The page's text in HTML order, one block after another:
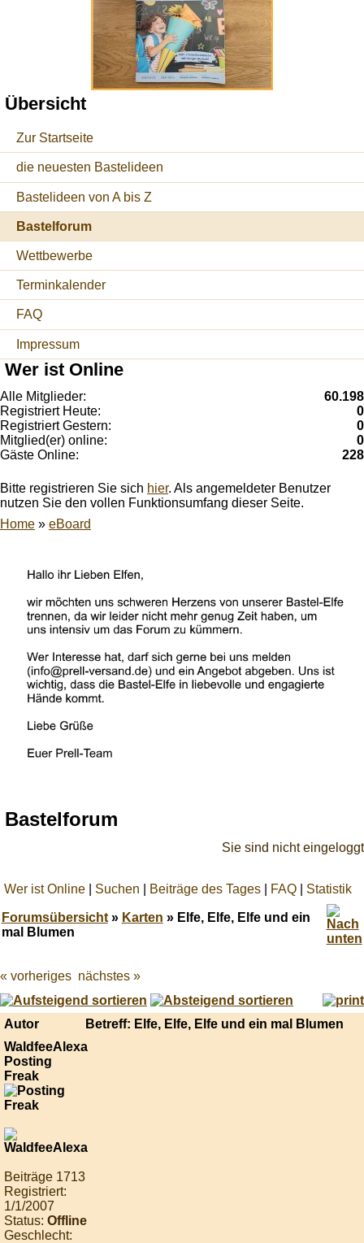
Übersicht
Zur Startseite
die neuesten Bastelideen
Bastelideen von A bis Z
Bastelforum
Wettbewerbe
Terminkalender
FAQ
Impressum
Wer ist Online
Alle Mitglieder:
60.198
Registriert Heute:
0
Registriert Gestern:
0
Mitglied(er) online:
0
Gäste Online:
228
Bitte registrieren Sie sich hier. Als angemeldeter Benutzer
nutzen Sie den vollen Funktionsumfang dieser Seite.
Home » eBoard
Bastelforum
Sie sind nicht eingeloggt
Wer ist Online Suchen Beiträge des Tages FAQ Statistik
Forumsübersicht» Karten » Elfe, Elfe, Elfe und ein
mal Blumen
Best
online
live
casino
« vorheriges nächstes »
Autor
Betreff: Elfe, Elfe, Elfe und ein mal Blumen
WaldfeeAlexa
Posting
Freak
Beiträge 1713
Registriert:
1/1/2007
Status: Offline
Geschlecht: